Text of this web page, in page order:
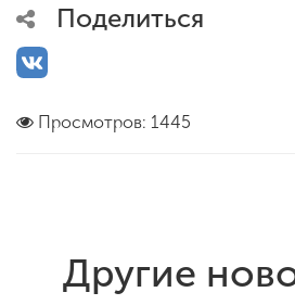
Поделиться
Просмотров: 1445
Другие